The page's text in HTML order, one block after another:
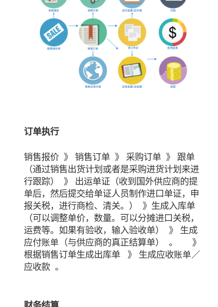
订单执行
销售报价 》 销售订单 》 采购订单 》 跟单
（通过销售出货计划或者是采购进货计划来进
行跟踪） 》 出运单证（收到国外供应商的提
单后，然后提交给单证人员制作进口单证，申
报关税，进行商检、清关。） 》生成入库单
（可以调整单价，数量。可以分摊进口关税，
运费等。如果有验收，输入验收单） 》 生成
应付账单 （与供应商的真正结算单） 。 》
根据销售订单生成出库单 》 生成应收账单／
应收款 。